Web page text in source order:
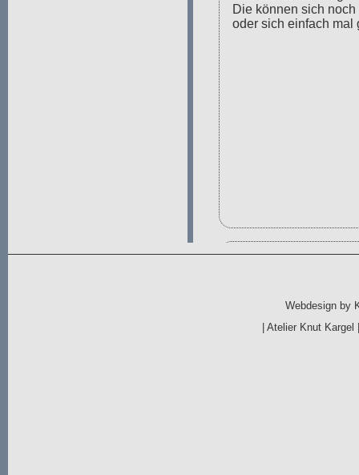
Webdesign by
|Atelier Knut Kargel